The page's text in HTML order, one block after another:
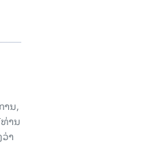
ານ,
ານ
າ